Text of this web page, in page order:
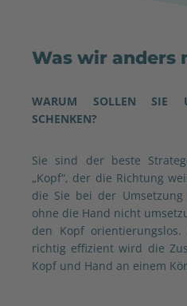
Was wir anders
WARUM SOLLEN SIE
SCHENKEN?
Sie sind der beste
„Kopf“, der die Richtung
die Sie bei der
ohne die Hand nicht
den Kopf
richtig effizient wird die
Kopf und Hand an einem